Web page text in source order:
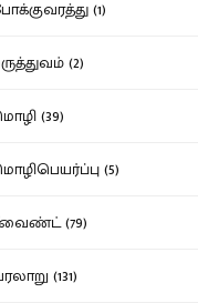
(1)
(2)
(39)
(5)
(79)
(131)